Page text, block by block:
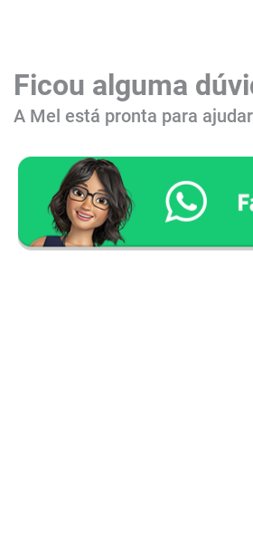
Ficou alguma
A Mel está pronta para ajudar